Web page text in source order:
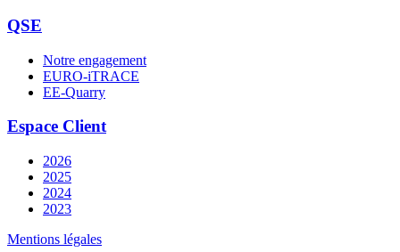
QSE
Notre engagement
EURO-iTRACE
EE-Quarry
Espace Client
2026
2025
2024
2023
Mentions légales